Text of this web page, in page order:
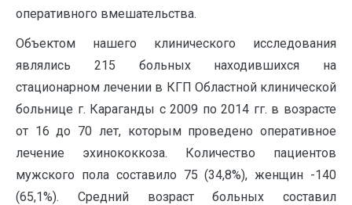
оперативного вмешательства.
Объектом нашего клинического исследования
являлись 215 больных находившихся на
стационарном лечении в КГП Областной клинической
больнице г. Караганды с 2009 по 2014 гг. в возрасте
от 16 до 70 лет, которым проведено оперативное
лечение эхинококкоза. Количество пациентов
мужского пола составило 75 (34,8%), женщин -140
(65,1%). Средний возраст больных составил